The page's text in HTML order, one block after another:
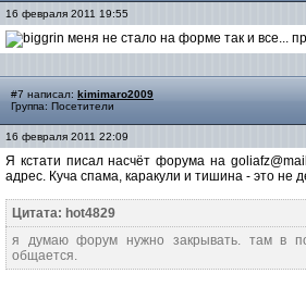
16 февраля 2011 19:55
меня не стало на форме так и все...
#7 написал: kimimaro2009
Группа: Посетители
16 февраля 2011 22:09
Я кстати писал насчёт форума на
адрес. Куча спама, каракули и тишина - это не
Цитата: hot4829
я думаю форум нужно закрывать. там в
общается.